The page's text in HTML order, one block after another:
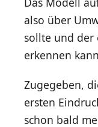
also über
sollte und der
erkennen
Zugegeben,
ersten
schon bald